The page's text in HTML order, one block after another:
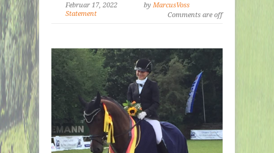
Februar 17, 2022 by MarcusVoss
Statement
Comments are off